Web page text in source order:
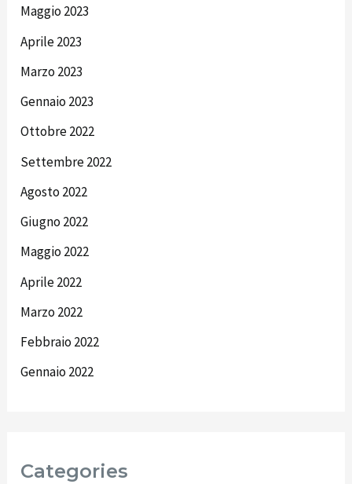
Maggio 2023
Aprile 2023
Marzo 2023
Gennaio 2023
Ottobre 2022
Settembre 2022
Agosto 2022
Giugno 2022
Maggio 2022
Aprile 2022
Marzo 2022
Febbraio 2022
Gennaio 2022
Categories